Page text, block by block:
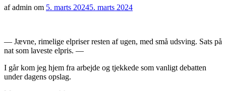
af admin om 5. marts 20245. marts 2024
— Jævne, rimelige elpriser resten af ugen, med små udsving. Sats på
nat som laveste elpris. —
I går kom jeg hjem fra arbejde og tjekkede som vanligt debatten
under dagens opslag.